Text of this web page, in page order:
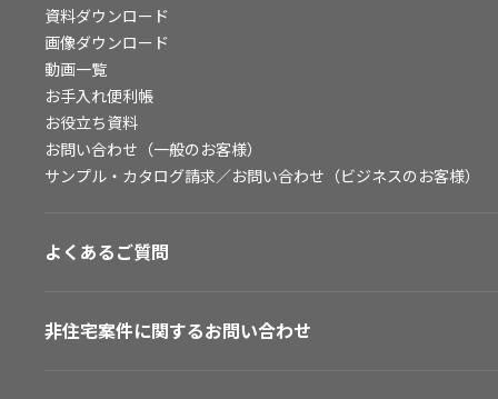
資料ダウンロード
画像ダウンロード
動画一覧
お手入れ便利帳
お役立ち資料
お問い合わせ（一般のお客様）
サンプル・カタログ請求／お問い合わせ（ビジネスのお客様）
よくあるご質問
非住宅案件に関するお問い合わせ